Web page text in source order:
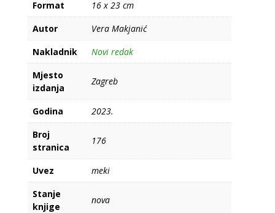
Format
16 x 23 cm
Autor
Vera Makjanić
Nakladnik
Novi redak
Mjesto
izdanja
Zagreb
Godina
2023.
Broj
stranica
176
Uvez
meki
Stanje
knjige
nova